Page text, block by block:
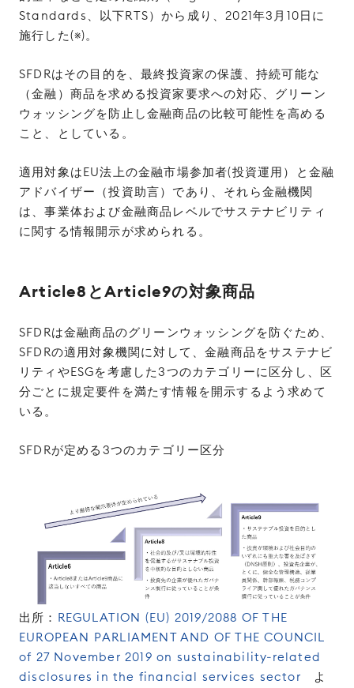
Standards、以下RTS）から成り、2021年3月10日に
施行した(※)。
SFDRはその目的を、最終投資家の保護、持続可能な
（金融）商品を求める投資家要求への対応、グリーン
ウォッシングを防止し金融商品の比較可能性を高める
こと、としている。
適用対象はEU法上の金融市場参加者(投資運用）と金融
アドバイザー（投資助言）であり、それら金融機関
は、事業体および金融商品レベルでサステナビリティ
に関する情報開示が求められる。
Article8とArticle9の対象商品
SFDRは金融商品のグリーンウォッシングを防ぐため、
SFDRの適用対象機関に対して、金融商品をサステナビ
リティやESGを考慮した3つのカテゴリーに区分し、区
分ごとに規定要件を満たす情報を開示するよう求めて
いる。
SFDRが定める3つのカテゴリー区分
出所： REGULATION (EU) 2019/2088 OF THE
EUROPEAN PARLIAMENT AND OF THE COUNCIL
of 27 November 2019 on sustainability‐related
disclosures in the financial services sector よ